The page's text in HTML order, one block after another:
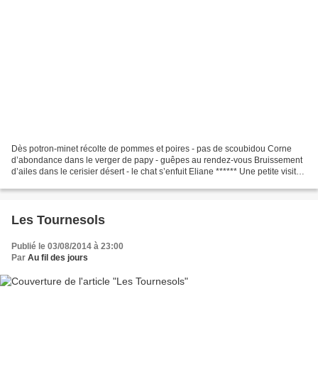
Dès potron-minet récolte de pommes et poires - pas de scoubidou Corne
d’abondance dans le verger de papy - guêpes au rendez-vous Bruissement
d’ailes dans le cerisier désert - le chat s’enfuit Eliane ****** Une petite visite
Les Tournesols
Publié le 03/08/2014 à 23:00
Par Au fil des jours